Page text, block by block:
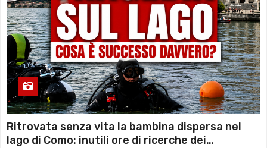
Ritrovata senza vita la bambina dispersa nel
lago di Como: inutili ore di ricerche dei